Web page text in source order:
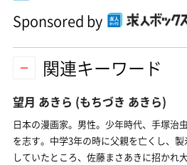
Sponsored by
関連キーワード
望月 あきら (もちづき あきら)
日本の漫画家。男性。少年時代、手塚治
を志す。中学3年の時に父親を亡くし、
していたところ、佐藤まさあきに招かれ